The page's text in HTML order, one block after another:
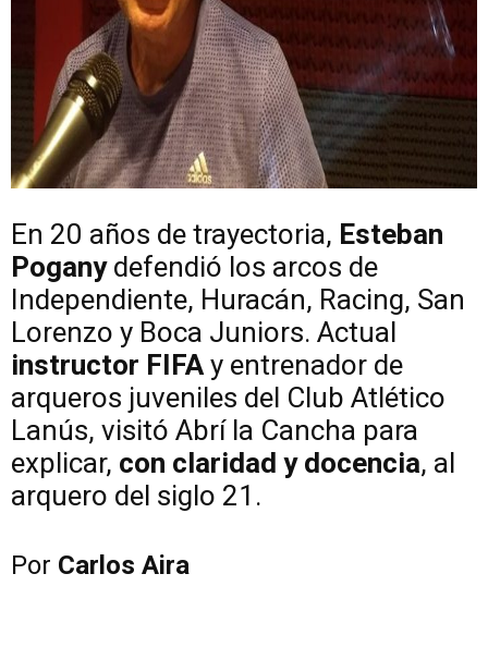
En 20 años de trayectoria, Esteban
Poganydefendió los arcos de
Independiente, Huracán, Racing, San
Lorenzo y Boca Juniors. Actual
instructor FIFAy entrenador de
arqueros juveniles del Club Atlético
Lanús, visitó Abrí la Cancha para
explicar, con claridad y docencia, al
arquero del siglo 21.
Por Carlos Aira